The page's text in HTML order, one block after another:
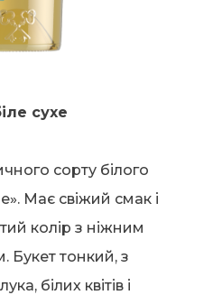
сухе
сорту білого
Має свіжий смак і
колір з ніжним
Букет тонкий, з
білих квітів і